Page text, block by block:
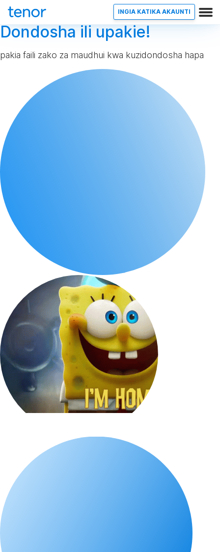
INGIA KATIKA AKAUNTI
Dondosha ili upakie!
pakia faili zako za maudhui kwa kuzidondosha hapa